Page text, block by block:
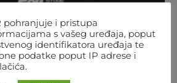
pohranjuje i pristupa
s vašeg uređaja, poput
identifikatora uređaja te
podatke poput IP adrese i